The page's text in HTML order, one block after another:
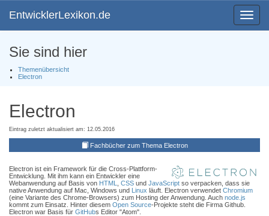
Toggle
EntwicklerLexikon.de
Sie sind hier
Themenübersicht
Electron
Electron
Eintrag zuletzt aktualisiert am: 12.05.2016
Fachbücher zum Thema Electron
Electron ist ein Framework für die Cross-Plattform-
Entwicklung. Mit ihm kann ein Entwickler eine
Webanwendung auf Basis von HTML CSS und JavaScript so verpacken, dass sie
native Anwendung auf Mac, Windows und Linux läuft. Electron verwendet Chromium
(eine Variante des Chrome-Browsers) zum Hosting der Anwendung. Auch node.js
kommt zum Einsatz. Hinter diesem Open Source-Projekte steht die Firma Github.
Electron war Basis für GitHubs Editor "Atom".